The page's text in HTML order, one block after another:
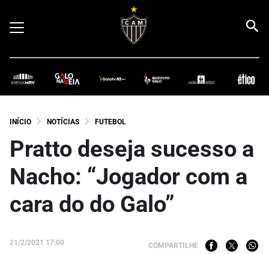
INÍCIO NOTÍCIAS FUTEBOL
Pratto deseja sucesso a
Nacho: “Jogador com a
cara do do Galo”
21/2/2021 17:00 COMPARTILHE